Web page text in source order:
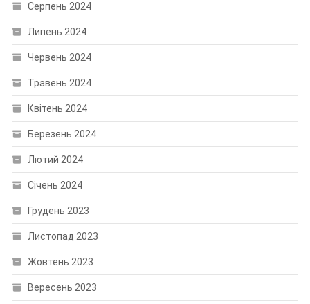
Серпень 2024
Липень 2024
Червень 2024
Травень 2024
Квітень 2024
Березень 2024
Лютий 2024
Січень 2024
Грудень 2023
Листопад 2023
Жовтень 2023
Вересень 2023